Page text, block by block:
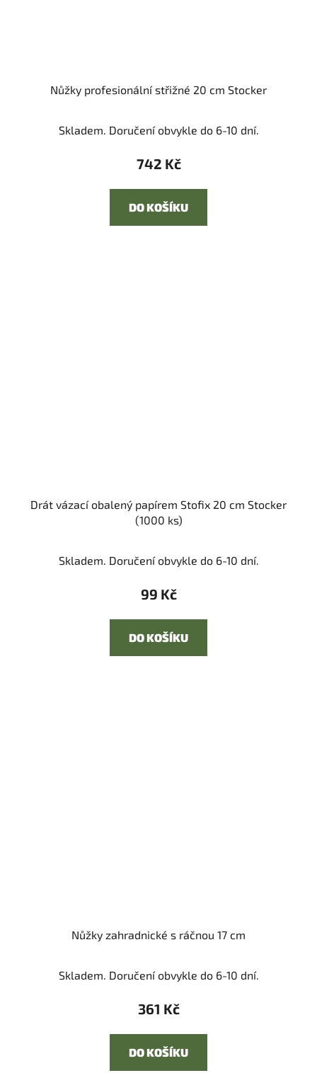
Nůžky profesionální střižné 20 cm Stocker
Skladem. Doručení obvykle do 6-10 dní.
742 Kč
DO KOŠÍKU
Drát vázací obalený papírem Stofix 20 cm Stocker
(1000 ks)
Skladem. Doručení obvykle do 6-10 dní.
99 Kč
DO KOŠÍKU
Nůžky zahradnické s ráčnou 17 cm
Skladem. Doručení obvykle do 6-10 dní.
361 Kč
DO KOŠÍKU